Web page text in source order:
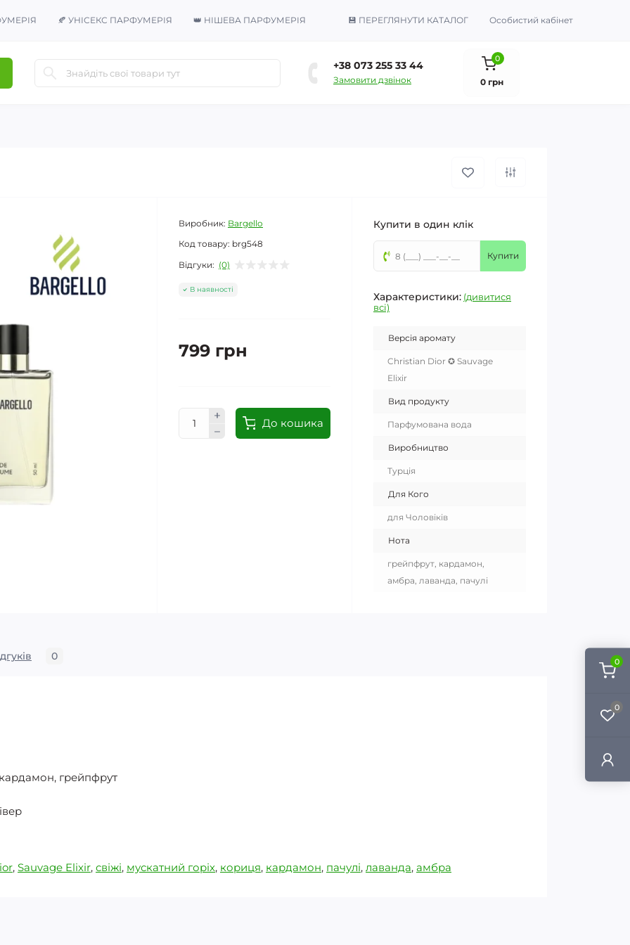
0
0
🍂 УНІСЕКС ПАРФУМЕРІЯ 👑 НІШЕВА ПАРФУМЕРІЯ 💾 ПЕРЕГЛЯНУТИ КАТАЛОГ Особистий кабінет
+38 073 255 33 44
Замовити дзвінок
0
0 грн
Виробник: Bargello
Код товару: brg548
Відгуки: (0)
В наявності
799 грн
До кошика
Купити в один клік
Купити
Характеристики: (дивитися
всі)
Версія аромату
Christian Dior ✪ Sauvage
Elixir
Вид продукту
Парфумована вода
Виробництво
Турція
Для Кого
для Чоловіків
Нота
грейпфрут, кардамон,
амбра, лаванда, пачулі
0
грейпфрут
, Sauvage Elixir, свіжі, мускатний горіх, кориця, кардамон, пачулі, лаванда, амбра